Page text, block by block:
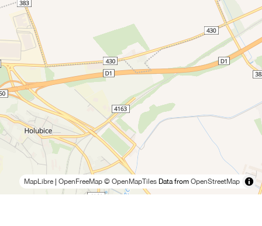
MapLibre OpenFreeMap © OpenMapTiles Data from OpenStreetMap